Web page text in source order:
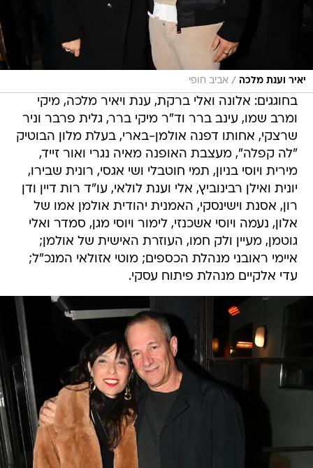
יאיר וענת מלכה / אביב חופי
בחוגגים: אלונה ואלי ברקת, ענת ויאיר מלכה, מיקי
ומרב שמו, עינב ברר וד"ר מיקי ברר, גלית פרבר וניר
שרצקי, אחותו דפנה אולמן-בארי, בעלת מלון הבוטיק
"לה קפלה", מעצבת האופנה מאיה נגרי ואור זייד,
מירית ויוסי בניון, תמי חוטבלי ושי אגסי, רונית שבירו,
יונית ואילן רבינוביץ, אלי וענת לולאי, עו"ד רות דיין ודן
רון, אסנת וישינסקי, האמנית יהודית אולמן אמו של
אלון, נעמה ויוסי אשכנזי, לימור ויוסי מגן, סמדר ואלי
גוטמן, מעיין ולק חמו, העוזרת האישית של אולמן;
איימי ראובני מנהלת הכספים; מוטי אזולאי המנכ"ל;
עדי אלקיים מנהלת פיתוח עסקי.